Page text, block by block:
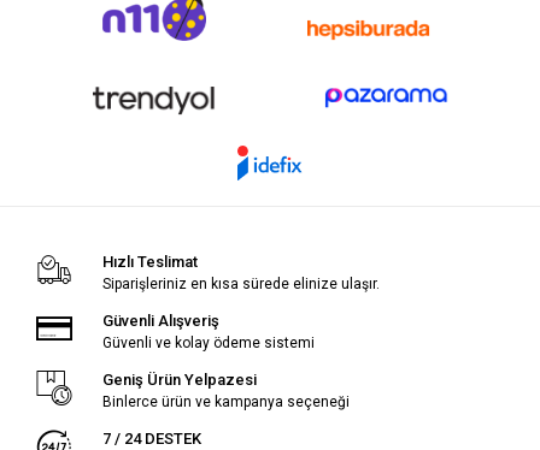
Hızlı Teslimat
Siparişleriniz en kısa sürede elinize ulaşır.
Güvenli Alışveriş
Güvenli ve kolay ödeme sistemi
Geniş Ürün Yelpazesi
Binlerce ürün ve kampanya seçeneği
7 / 24 DESTEK